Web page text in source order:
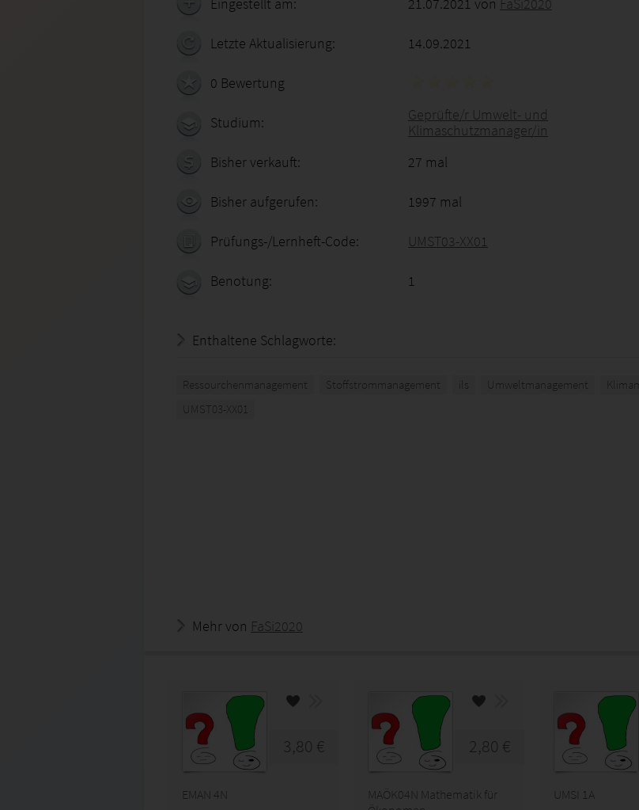
Letzte Aktualisierung: 14.09.2021
0 Bewertung
Studium:
Geprüfte/r Umwelt- und
Klimaschutzmanager/in
Bisher verkauft:
27 mal
Bisher aufgerufen: 1997 mal
Prüfungs-/Lernheft-Code: UMST03-XX01
Benotung: 1
Enthaltene Schlagworte:
Ressourchenmanagement Stoffstrommanagement ils Umweltmanagement
UMST03-XX01
Mehr von FaSi2020
3,80 €
EMAN 4N
2,80 €
MAÖK04N Mathematik für
UMSI 1A